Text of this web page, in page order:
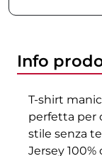
Info
T-shirt
perfetta per
stile senza
Jersey